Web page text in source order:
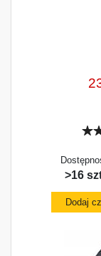
>16
Dodaj